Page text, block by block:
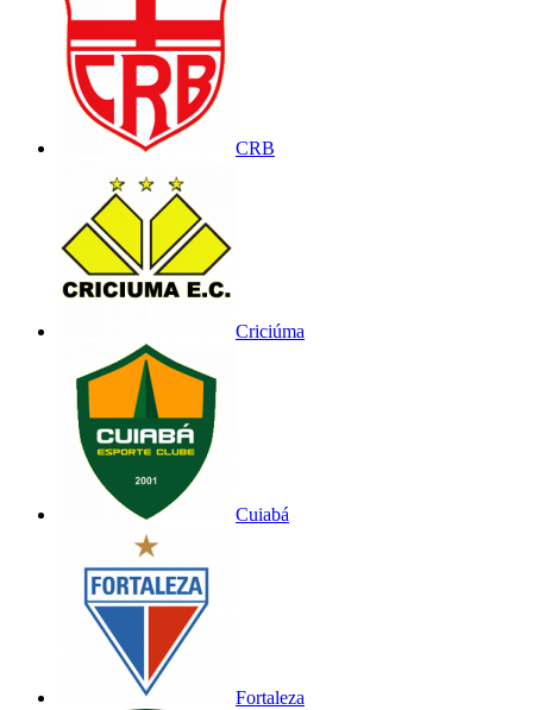
CRB
Criciúma
Cuiabá
Fortaleza